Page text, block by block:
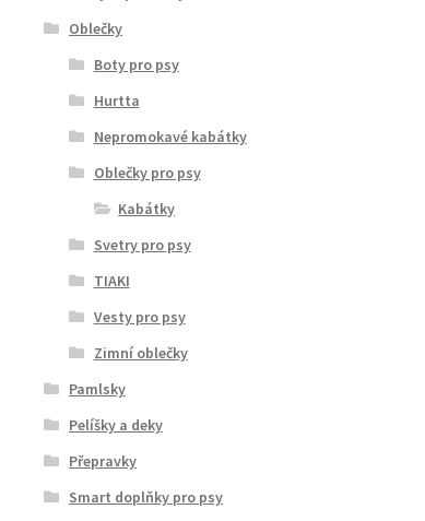
Oblečky
Boty pro psy
Hurtta
Nepromokavé kabátky
Oblečky pro psy
Kabátky
Svetry pro psy
TIAKI
Vesty pro psy
Zimní oblečky
Pamlsky
Pelíšky a deky
Přepravky
Smart doplňky pro psy